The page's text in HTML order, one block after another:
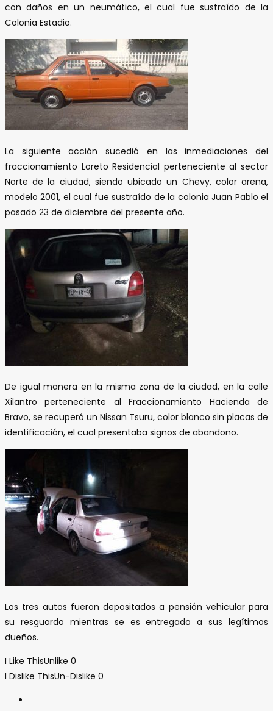
con daños en un neumático, el cual fue sustraído de la
Colonia Estadio.
La siguiente acción sucedió en las inmediaciones del
fraccionamiento Loreto Residencial perteneciente al sector
Norte de la ciudad, siendo ubicado un Chevy, color arena,
modelo 2001, el cual fue sustraído de la colonia Juan Pablo el
pasado 23 de diciembre del presente año.
De igual manera en la misma zona de la ciudad, en la calle
Xilantro perteneciente al Fraccionamiento Hacienda de
Bravo, se recuperó un Nissan Tsuru, color blanco sin placas de
identificación, el cual presentaba signos de abandono.
Los tres autos fueron depositados a pensión vehicular para
su resguardo mientras se es entregado a sus legítimos
dueños.
I Like ThisUnlike 0
I Dislike ThisUn-Dislike 0